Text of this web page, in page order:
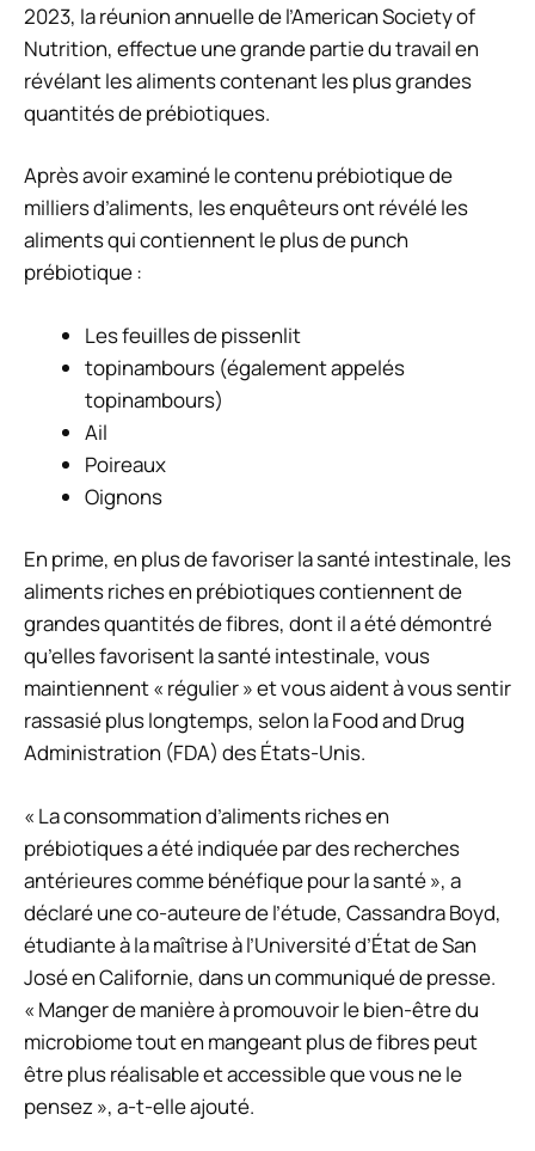
2023, la réunion annuelle de l’American Society of
Nutrition, effectue une grande partie du travail en
révélant les aliments contenant les plus grandes
quantités de prébiotiques.
Après avoir examiné le contenu prébiotique de
milliers d’aliments, les enquêteurs ont révélé les
aliments qui contiennent le plus de punch
prébiotique :
Les feuilles de pissenlit
topinambours (également appelés
topinambours)
Ail
Poireaux
Oignons
En prime, en plus de favoriser la santé intestinale, les
aliments riches en prébiotiques contiennent de
grandes quantités de fibres, dont il a été démontré
qu’elles favorisent la santé intestinale, vous
maintiennent « régulier » et vous aident à vous sentir
rassasié plus longtemps, selon la Food and Drug
Administration (FDA) des États-Unis.
« La consommation d’aliments riches en
prébiotiques a été indiquée par des recherches
antérieures comme bénéfique pour la santé », a
déclaré une co-auteure de l’étude, Cassandra Boyd,
étudiante à la maîtrise à l’Université d’État de San
José en Californie, dans un communiqué de presse.
« Manger de manière à promouvoir le bien-être du
microbiome tout en mangeant plus de fibres peut
être plus réalisable et accessible que vous ne le
pensez », a-t-elle ajouté.